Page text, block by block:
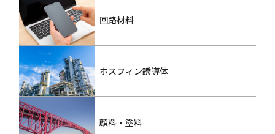
回路材料
ホスフィン誘導体
顔料・塗料